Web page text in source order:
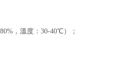
，溫度：30-40℃）；